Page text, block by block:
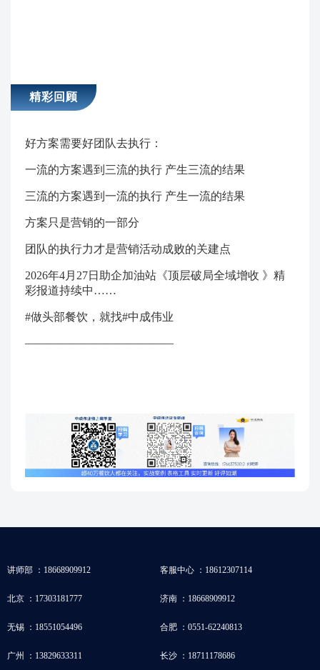
精彩回顾
好方案需要好团队去执行：
一流的方案遇到三流的执行 产生三流的结果
三流的方案遇到一流的执行 产生一流的结果
方案只是营销的一部分
团队的执行力才是营销活动成败的关建点
2026年4月27日助企加油站《顶层破局全域增收 》精
彩报道持续中……
#做头部餐饮，就找#中成伟业
—————————————
讲师部 ：18668909912 客服中心 ：18612307114
北京 ：17303181777 济南 ：18668909912
无锡 ：18551054496 合肥 ：0551-62240813
广州 ：13829633311 长沙 ：18711178686